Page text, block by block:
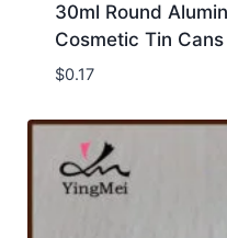
30ml Round
Cosmetic Tin
$0.17